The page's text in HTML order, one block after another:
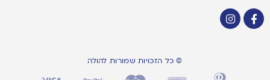
© כל הזכויות שמורות להולה